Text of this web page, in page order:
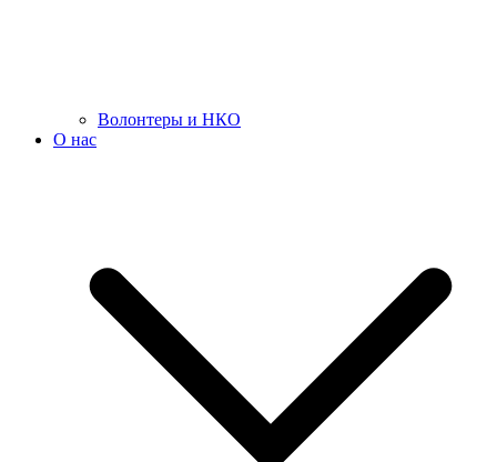
Волонтеры и НКО
О нас